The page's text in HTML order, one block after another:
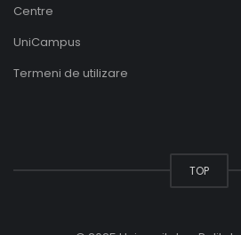
Centre
UniCampus
Termeni de utilizare
TOP